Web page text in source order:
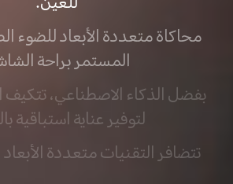
محاكاة متعددة الأبعاد للضوء
المستمر براحة
بفضل الذكاء الاصطناعي،
لتوفير عناية استباقية
تتضافر التقنيات متعددة